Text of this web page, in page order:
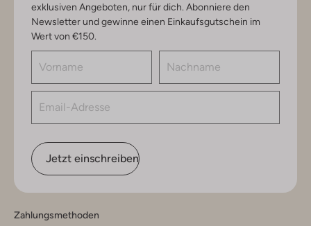
exklusiven Angeboten, nur für dich. Abonniere den
Newsletter und gewinne einen Einkaufsgutschein im
Wert von €150.
Jetzt einschreiben
Zahlungsmethoden